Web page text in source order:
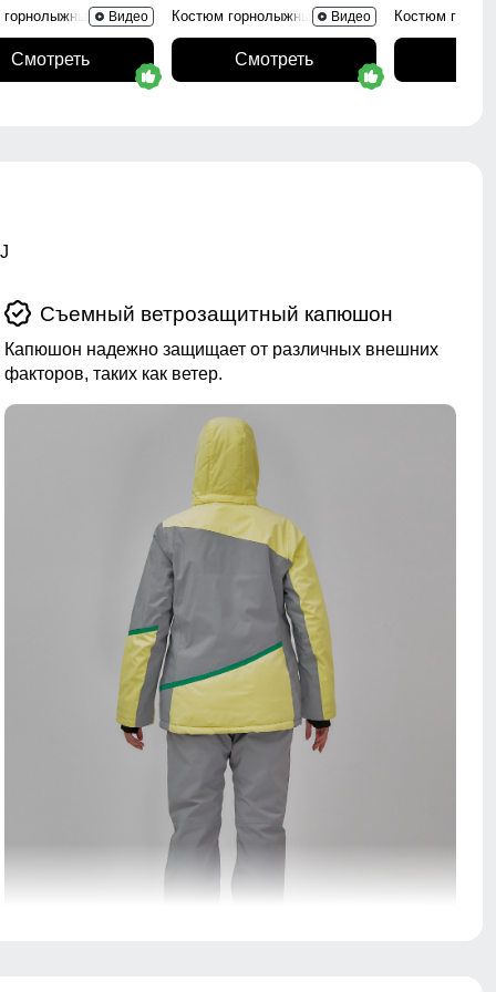
0005Kr
Видео
Смотреть
Костюм горнолыжный 02395Kr
Видео
Смотреть
Костюм
Съемный ветрозащитный капюшон
Капюшон надежно защищает от различных внешних
факторов, таких как ветер.